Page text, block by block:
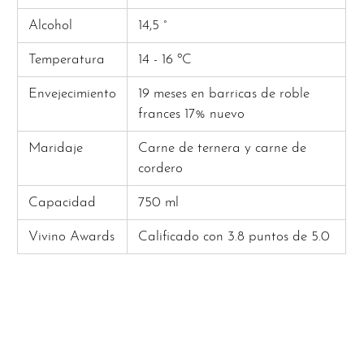
Alcohol 14,5 °
Temperatura 14 - 16 ºC
Envejecimiento
19 meses en barricas de roble
frances 17% nuevo
Maridaje
Carne de ternera y carne de
cordero
Capacidad 750 ml
Vivino Awards Calificado con 3.8 puntos de 5.0